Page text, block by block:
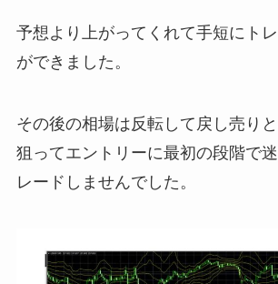
予想より上がってくれて手短にト
ができました。
その後の相場は反転して戻し売り
狙ってエントリーに最初の段階で
レードしませんでした。